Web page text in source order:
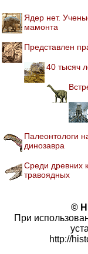
Ядер нет.
мамонта
Представлен
40 тысяч
Палеонтологи
динозавра
Среди древних
травоядных
©
При
http://